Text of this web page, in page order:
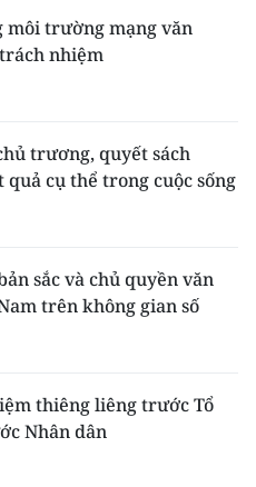
môi trường mạng văn
nhiệm
trương, quyết sách
cụ thể trong cuộc sống
sắc và chủ quyền văn
trên không gian số
thiêng liêng trước Tổ
Nhân dân